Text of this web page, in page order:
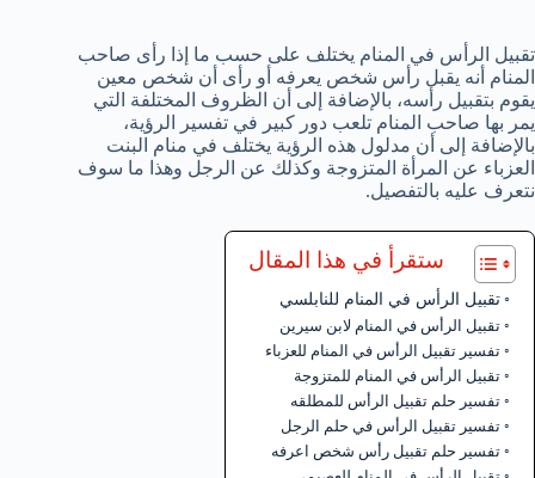
تقبيل الرأس في المنام يختلف على حسب ما إذا رأى صاحب
المنام أنه يقبل رأس شخص يعرفه أو رأى أن شخص معين
يقوم بتقبيل رأسه، بالإضافة إلى أن الظروف المختلفة التي
يمر بها صاحب المنام تلعب دور كبير في تفسير الرؤية،
بالإضافة إلى أن مدلول هذه الرؤية يختلف في منام البنت
العزباء عن المرأة المتزوجة وكذلك عن الرجل وهذا ما سوف
نتعرف عليه بالتفصيل.
ستقرأ في هذا المقال
تقبيل الرأس في المنام للنابلسي
تقبيل الرأس في المنام لابن سيرين
تفسير تقبيل الرأس في المنام للعزباء
تقبيل الرأس في المنام للمتزوجة
تفسير حلم تقبيل الرأس للمطلقه
تفسير تقبيل الرأس في حلم الرجل
تفسير حلم تقبيل رأس شخص اعرفه